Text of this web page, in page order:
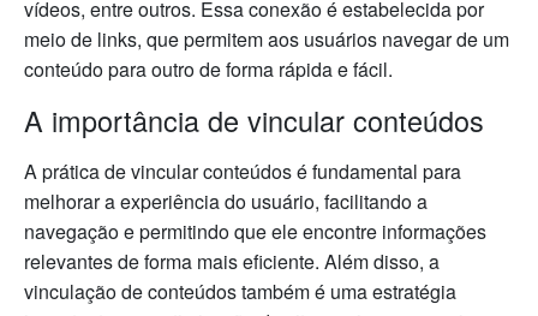
vídeos, entre outros. Essa conexão é estabelecida por
meio de links, que permitem aos usuários navegar de um
conteúdo para outro de forma rápida e fácil.
A importância de vincular conteúdos
A prática de vincular conteúdos é fundamental para
melhorar a experiência do usuário, facilitando a
navegação e permitindo que ele encontre informações
relevantes de forma mais eficiente. Além disso, a
vinculação de conteúdos também é uma estratégia